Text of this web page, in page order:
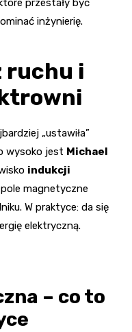
przestały być
inżynierię.
ruchu i
„ustawiła”
wysoko jest Michael
indukcji
magnetyczne
W praktyce: da się
elektryczną.
– co to